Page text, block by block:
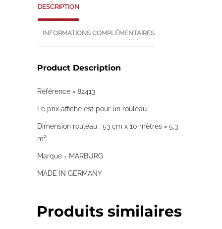
DESCRIPTION
INFORMATIONS COMPLÉMENTAIRES
Product Description
Référence = 82413
Le prix affiché est pour un rouleau.
Dimension rouleau : 53 cm x 10 mètres = 5,3
m².
Marque = MARBURG
MADE IN GERMANY
Produits similaires